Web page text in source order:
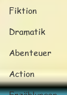
Fiktion
Dramatik
Abenteuer
Action